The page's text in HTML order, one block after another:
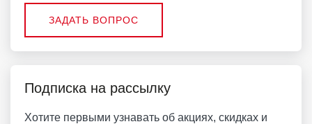
ЗАДАТЬ ВОПРОС
Подписка на рассылку
Хотите первыми узнавать об акциях, скидках и